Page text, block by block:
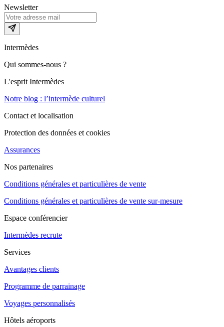
Newsletter
Intermèdes
Qui sommes-nous ?
L'esprit Intermèdes
Notre blog : l’intermède culturel
Contact et localisation
Protection des données et cookies
Assurances
Nos partenaires
Conditions générales et particulières de vente
Conditions générales et particulières de vente sur-mesure
Espace conférencier
Intermèdes recrute
Services
Avantages clients
Programme de parrainage
Voyages personnalisés
Hôtels aéroports